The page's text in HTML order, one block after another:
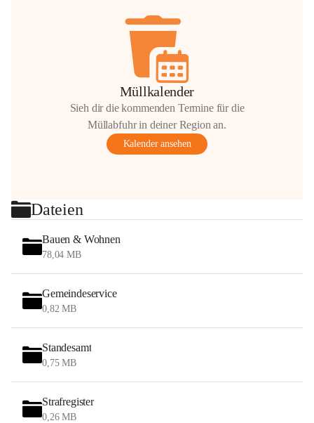
Müllkalender
Sieh dir die kommenden Termine für die
Müllabfuhr in deiner Region an.
Kalender ansehen
Dateien
Bauen & Wohnen
78,04 MB
Gemeindeservice
0,82 MB
Standesamt
0,75 MB
Strafregister
0,26 MB